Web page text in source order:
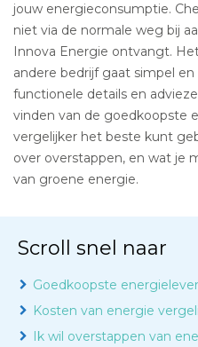
jouw energieconsumptie.
niet via de normale weg bij
Innova Energie ontvangt.
andere bedrijf gaat simpel
functionele details en
vinden van de goedkoopste
vergelijker het beste kunt
over overstappen, en wat je
van groene energie.
Scroll snel naar
Goedkoopste
Kosten van energie
Ik wil overstappen van